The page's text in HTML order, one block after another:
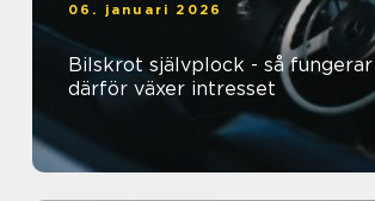
06. januari 2026
Bilskrot självplock - så
därför växer intresset